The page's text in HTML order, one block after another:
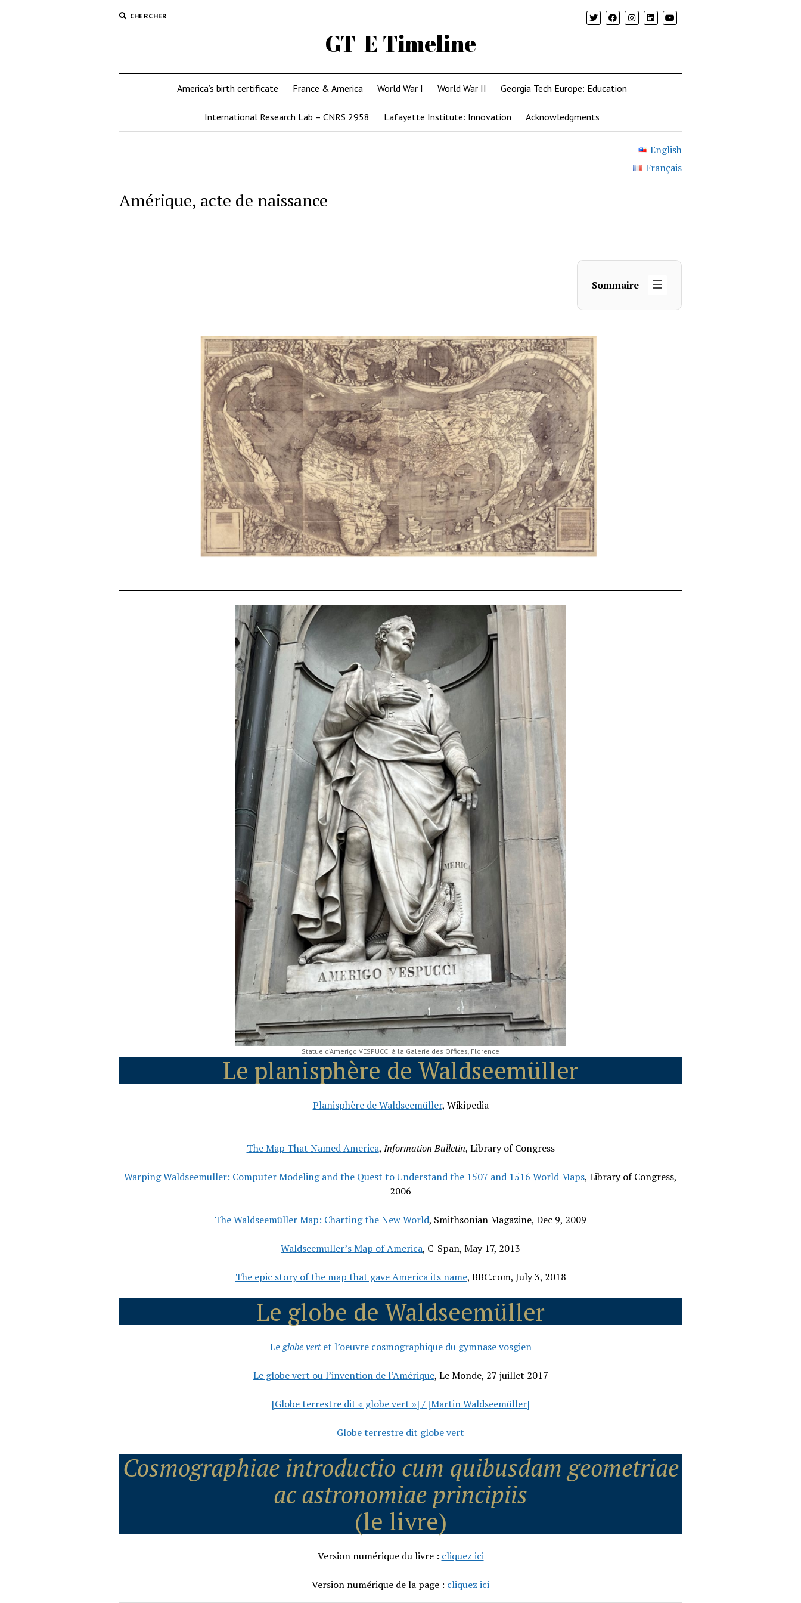
CHERCHER
GT-E Timeline
America’s birth certificate France & America World War I World War II Georgia Tech Europe: Education
International Research Lab – CNRS 2958 Lafayette Institute: Innovation Acknowledgments
English
Français
Amérique, acte de naissance
Sommaire
Statue d’Amerigo VESPUCCI à la Galerie des Offices, Florence
Le planisphère de Waldseemüller
Planisphère de Waldseemüller, Wikipedia
The Map That Named America, Information Bulletin, Library of Congress
Warping Waldseemuller: Computer Modeling and the Quest to Understand the 1507 and 1516 World Maps, Library of Congress,
2006
The Waldseemüller Map: Charting the New World, Smithsonian Magazine, Dec 9, 2009
Waldseemuller’s Map of America, C-Span, May 17, 2013
The epic story of the map that gave America its name, BBC.com, July 3, 2018
Le globe de Waldseemüller
Leglobe vertet l’oeuvre cosmographique du gymnase vosgien
Le globe vert ou l’invention de l’Amérique, Le Monde, 27 juillet 2017
[Globe terrestre dit « globe vert »] / [Martin Waldseemüller]
Globe terrestre dit globe vert
Cosmographiae introductio cum quibusdam geometriae
ac astronomiae principiis
(le livre)
Version numérique du livre : cliquez ici
Version numérique de la page : cliquez ici